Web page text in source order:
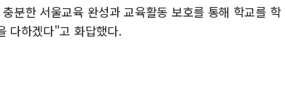
분한 서울교육 완성과 교육활동 보호를 통해 학교를 학
다하겠다"고 화답했다.